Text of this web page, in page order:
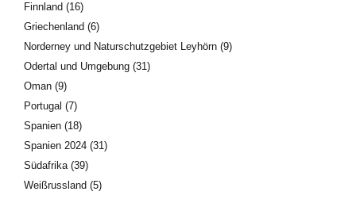
Finnland (16)
Griechenland (6)
Norderney und Naturschutzgebiet Leyhörn (9)
Odertal und Umgebung (31)
Oman (9)
Portugal (7)
Spanien (18)
Spanien 2024 (31)
Südafrika(39)
Weißrussland (5)